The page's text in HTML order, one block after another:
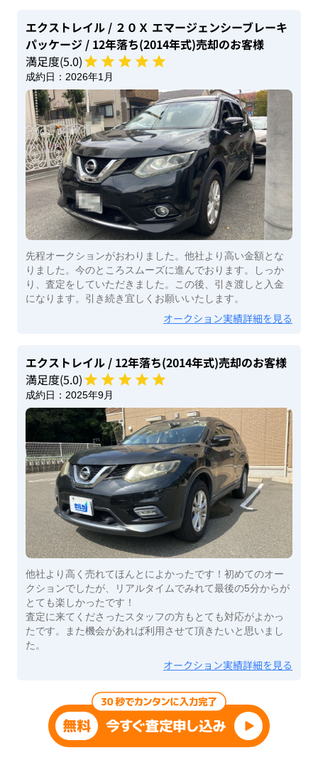
エクストレイル / ２０Ｘ エマージェンシーブレーキ
パッケージ / 12年落ち(2014年式)売却のお客様
満足度(5.0)
成約日： 2026年1月
先程オークションがおわりました。他社より高い金額とな
りました。今のところスムーズに進んでおります。しっか
り、査定をしていただきました。この後、引き渡しと入金
になります。引き続き宜しくお願いいたします。
オークション実績詳細を見る
エクストレイル / 12年落ち(2014年式)売却のお客様
満足度(5.0)
成約日： 2025年9月
他社より高く売れてほんとによかったです！初めてのオー
クションでしたが、リアルタイムでみれて最後の5分からが
とても楽しかったです！
査定に来てくださったスタッフの方もとても対応がよかっ
たです。また機会があれば利用させて頂きたいと思いまし
た。
オークション実績詳細を見る